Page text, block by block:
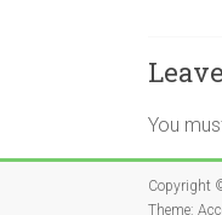
You
Copyright
Theme: